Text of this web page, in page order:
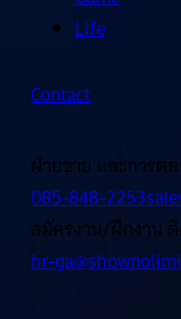
Life
Contact
ฝ่ายขาย และการต
085-848-2253
สมัครงาน/ฝึกงาน
hr-